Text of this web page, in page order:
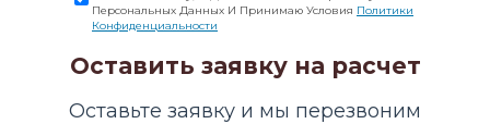
Персональных Данных И Принимаю Условия Политики
Конфиденциальности
Оставить заявку на расчет
Оставьте заявку и мы перезвоним